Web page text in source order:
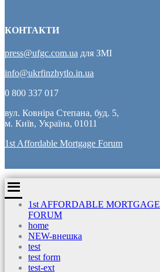
КОНТАКТИ
press@ufgc.com.ua для ЗМІ
info@ukrfinzhytlo.in.ua
0 800 337 017
вул. Ковніра Степана, буд. 5,
м. Київ, Україна, 01011
1st Affordable Mortgage Forum
1st AFFORDABLE MORTGAGE
FORUM
home
NEW-внешка
test
test form
test-ext